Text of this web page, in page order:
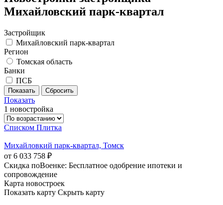
Михайловский парк-квартал
Застройщик
Михайловский парк-квартал
Регион
Томская область
Банки
ПСБ
Показать
1 новостройка
Списком Плитка
Михайловкий парк-квартал, Томск
от 6 033 758 ₽
Скидка поВоенке: Бесплатное одобрение ипотеки и
сопровождение
Карта новостроек
Показать карту Скрыть карту